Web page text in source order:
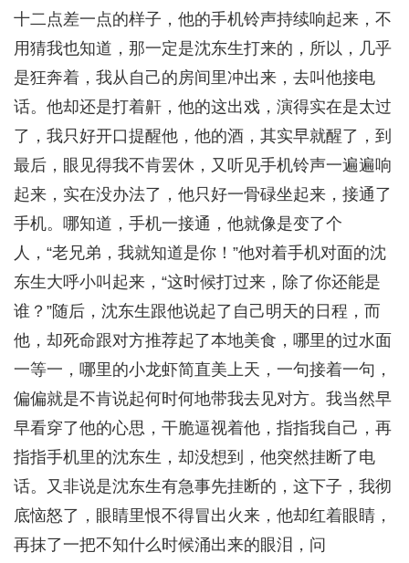
十二点差一点的样子，他的手机铃声持续响起来，不
用猜我也知道，那一定是沈东生打来的，所以，几乎
是狂奔着，我从自己的房间里冲出来，去叫他接电
话。他却还是打着鼾，他的这出戏，演得实在是太过
了，我只好开口提醒他，他的酒，其实早就醒了，到
最后，眼见得我不肯罢休，又听见手机铃声一遍遍响
起来，实在没办法了，他只好一骨碌坐起来，接通了
手机。哪知道，手机一接通，他就像是变了个
人，“老兄弟，我就知道是你！”他对着手机对面的沈
东生大呼小叫起来，“这时候打过来，除了你还能是
谁？”随后，沈东生跟他说起了自己明天的日程，而
他，却死命跟对方推荐起了本地美食，哪里的过水面
一等一，哪里的小龙虾简直美上天，一句接着一句，
偏偏就是不肯说起何时何地带我去见对方。我当然早
早看穿了他的心思，干脆逼视着他，指指我自己，再
指指手机里的沈东生，却没想到，他突然挂断了电
话。又非说是沈东生有急事先挂断的，这下子，我彻
底恼怒了，眼睛里恨不得冒出火来，他却红着眼睛，
再抹了一把不知什么时候涌出来的眼泪，问